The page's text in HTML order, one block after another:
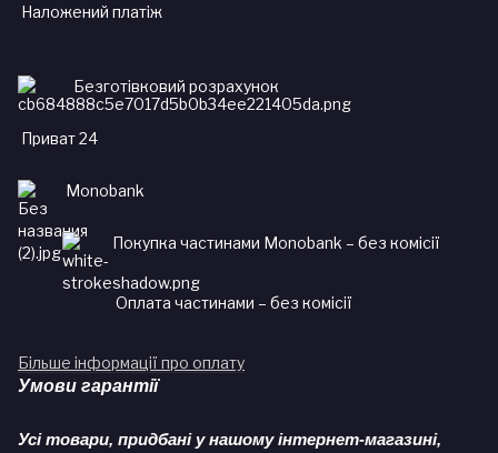
Наложений платіж
Безготівковий розрахунок
Приват 24
Monobank
Покупка частинами Monobank – без комісії
Оплата частинами – без комісії
Більше інформації про оплату
Умови гарантії
Усі товари, придбані у нашому інтернет-магазині,